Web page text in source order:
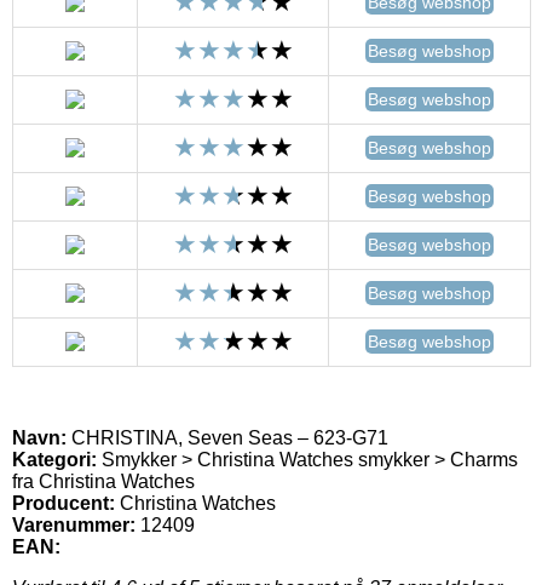
Besøg webshop
Besøg webshop
Besøg webshop
Besøg webshop
Besøg webshop
Besøg webshop
Besøg webshop
Navn: CHRISTINA, Seven Seas – 623-G71
Kategori: Smykker > Christina Watches smykker > Charms
fra Christina Watches
Producent: Christina Watches
Varenummer: 12409
EAN: